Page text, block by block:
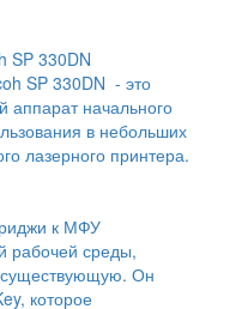
SP 330DN
SP 330DN - это
начального
в небольших
лазерного принтера.
к МФУ
рабочей среды,
существующую. Он
которое